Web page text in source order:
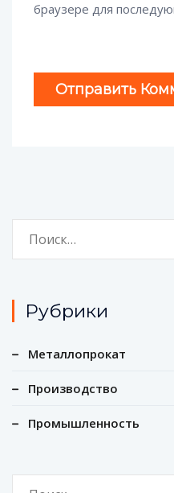
браузере для
Рубрики
Металлопрокат
Производство
Промышленность